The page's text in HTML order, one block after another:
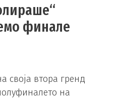
финале
своја втора гренд
на